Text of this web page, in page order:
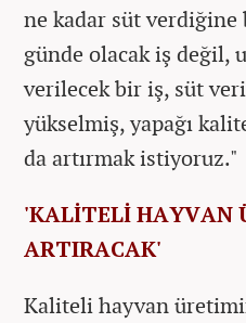
ne kadar süt verdiğine
günde olacak iş değil,
verilecek bir iş, süt
yükselmiş, yapağı
da artırmak istiyoruz."
'KALİTELİ HAYVAN
ARTIRACAK'
Kaliteli hayvan